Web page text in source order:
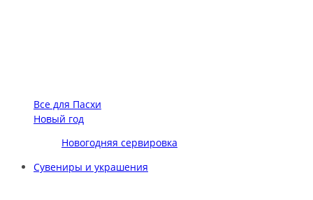
Все для Пасхи
Новый год
Новогодняя сервировка
Сувениры и украшения